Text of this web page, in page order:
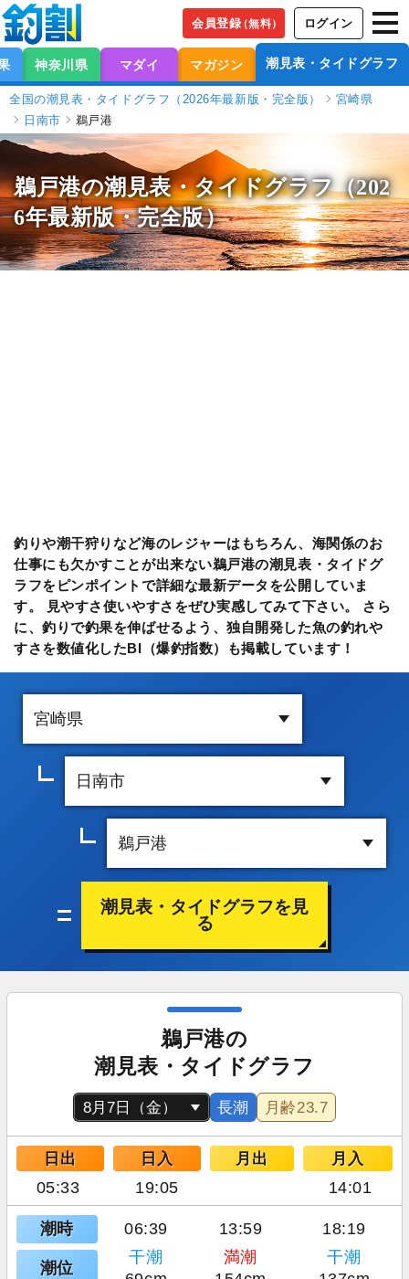
会員登録（無料） ログイン
神奈川県 マダイ マガジン 潮見表・タイドグラフ
全国の潮見表・タイドグラフ（2026年最新版・完全版）
宮崎県
日南市
鵜戸港
鵜戸港の潮見表・タイドグラフ（202
6年最新版・完全版）
釣りや潮干狩りなど海のレジャーはもちろん、海関係のお
仕事にも欠かすことが出来ない鵜戸港の潮見表・タイドグ
ラフをピンポイントで詳細な最新データを公開していま
す。 見やすさ使いやすさをぜひ実感してみて下さい。 さら
に、釣りで釣果を伸ばせるよう、独自開発した魚の釣れや
すさを数値化したBI（爆釣指数）も掲載しています！
潮見表・タイドグラフを見
る
鵜戸港の
潮見表・タイドグラフ
長潮 月齢23.7
日出 日入 月出 月入
05:33 19:05 14:01
潮時 06:39 13:59 18:19
潮位
干潮 満潮
干潮